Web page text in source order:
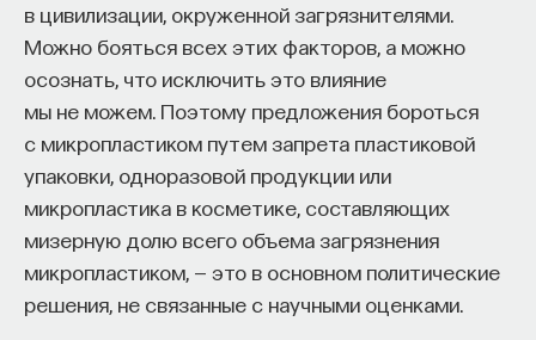
в цивилизации, окруженной загрязнителями.
Можно бояться всех этих факторов, а можно
осознать, что исключить это влияние
мы не можем. Поэтому предложения бороться
с микропластиком путем запрета пластиковой
упаковки, одноразовой продукции или
микропластика в косметике, составляющих
мизерную долю всего объема загрязнения
микропластиком, — это в основном политические
решения, не связанные с научными оценками.
считаются «мусорными», однаков 2000 году
американские и французские генетики
обнаружили пример успешного
«одомашнивания» ретровирусных геномов.
Исследователи нашли два очень похожих друг
на друга гена, которые более всего напоминают
гены белков оболочки ретровируса. Теперь
клетки нашего организма используют эти белки
не для создания новых вирусов, а для регуляции
работы плаценты. Белок синцитин управляет